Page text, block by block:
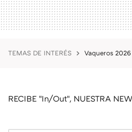
TEMAS DE INTERÉS Vaqueros 2026
RECIBE "In/Out", NUESTRA